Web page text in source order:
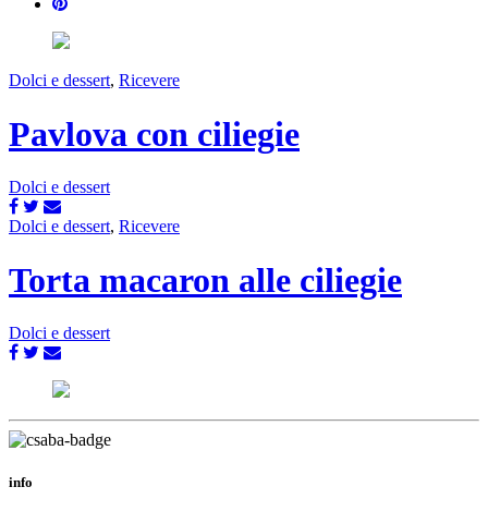
Dolci e dessert, Ricevere
Pavlova con ciliegie
Dolci e dessert
Dolci e dessert, Ricevere
Torta macaron alle ciliegie
Dolci e dessert
info